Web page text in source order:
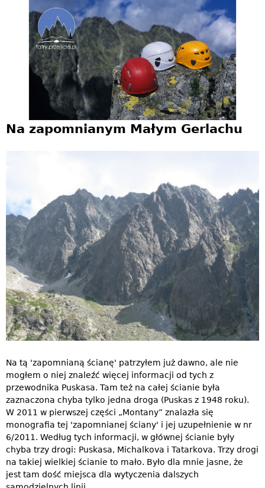
Jump to navigation
Na zapomnianym Małym Gerlachu
Na tą 'zapomnianą ścianę' patrzyłem już dawno, ale nie
mogłem o niej znaleźć więcej informacji od tych z
przewodnika Puskasa. Tam też na całej ścianie była
zaznaczona chyba tylko jedna droga (Puskas z 1948 roku).
W 2011 w pierwszej części „Montany” znalazła się
monografia tej 'zapomnianej ściany' i jej uzupełnienie w nr
6/2011. Według tych informacji, w głównej ścianie były
chyba trzy drogi: Puskasa, Michalkova i Tatarkova. Trzy drogi
na takiej wielkiej ścianie to mało. Było dla mnie jasne, że
jest tam dość miejsca dla wytyczenia dalszych